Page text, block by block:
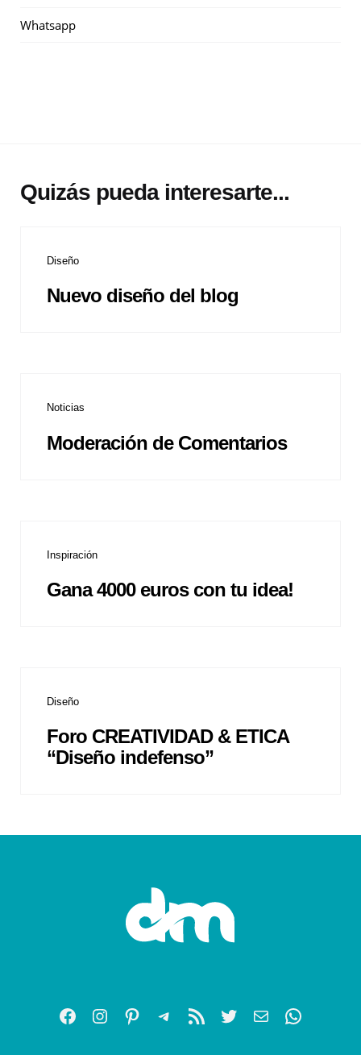
Whatsapp
Quizás pueda interesarte...
Diseño
Nuevo diseño del blog
Noticias
Moderación de Comentarios
Inspiración
Gana 4000 euros con tu idea!
Diseño
Foro CREATIVIDAD & ETICA
“Diseño indefenso”